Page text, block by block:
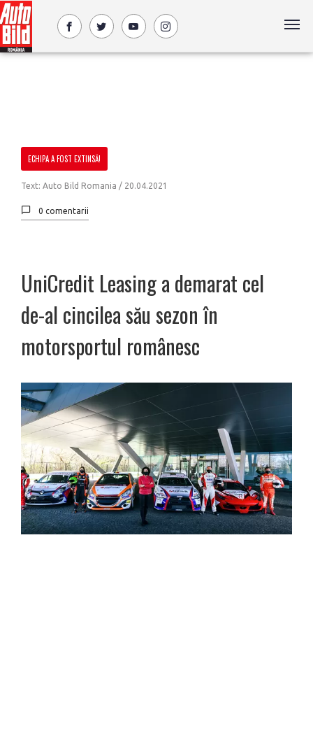
ECHIPA A FOST EXTINSĂ!
Text: Auto Bild Romania / 20.04.2021
0 comentarii
UniCredit Leasing a demarat cel
de-al cincilea său sezon în
motorsportul românesc